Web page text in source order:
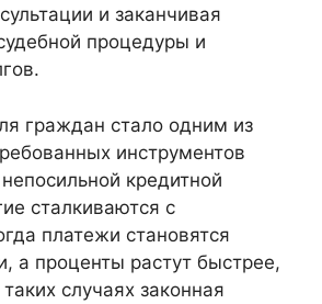
и заканчивая
процедуры и
граждан стало одним из
инструментов
кредитной
сталкиваются с
платежи становятся
а проценты растут быстрее,
случаях законная